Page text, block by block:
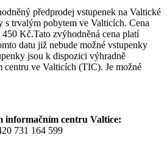
předprodej vstupenek na Valtické
s trvalým pobytem ve Valticích. Cena
Kč.Tato zvýhodněná cena platí
datu již nebude možné vstupenky
jsou k dispozici výhradně
ve Valticích (TIC). Je možné
informačním centru Valtice:
731 164 599